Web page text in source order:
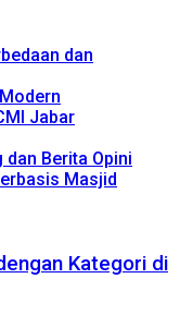
dan
Jabar
Berita Opini
Masjid
Kategori di